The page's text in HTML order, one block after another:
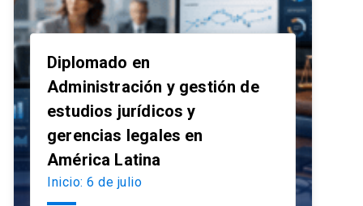
Diplomado en
Administración y gestión de
estudios jurídicos y
gerencias legales en
América Latina
Inicio: 6 de julio